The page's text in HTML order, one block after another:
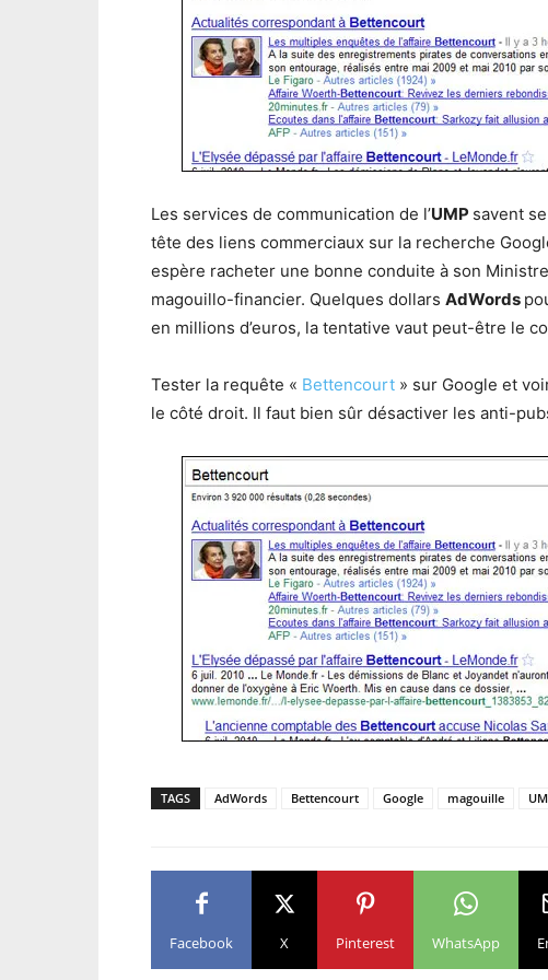
Les services de communication de l’UMP savent
tête des liens commerciaux sur la recherche
espère racheter une bonne conduite à son
magouillo-financier. Quelques dollars AdWords
en millions d’euros, la tentative vaut peut-être le
Tester la requête « Bettencourt » sur Google et
le côté droit. Il faut bien sûr désactiver les anti-
TAGS AdWords Bettencourt Google magouille
Facebook X Pinterest WhatsApp